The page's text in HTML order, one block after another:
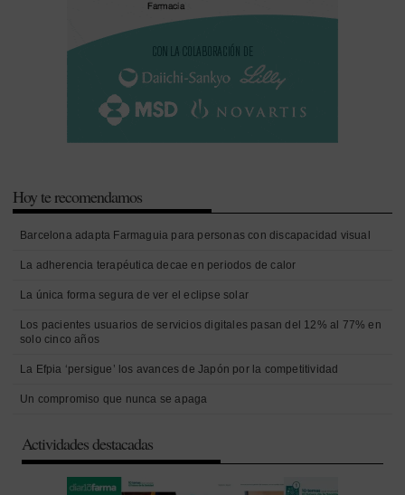
Hoy te recomendamos
Barcelona adapta Farmaguia para personas con discapacidad visual
La adherencia terapéutica decae en periodos de calor
La única forma segura de ver el eclipse solar
Los pacientes usuarios de servicios digitales pasan del 12% al 77% en
solo cinco años
La Efpia ‘persigue’ los avances de Japón por la competitividad
Un compromiso que nunca se apaga
Actividades destacadas